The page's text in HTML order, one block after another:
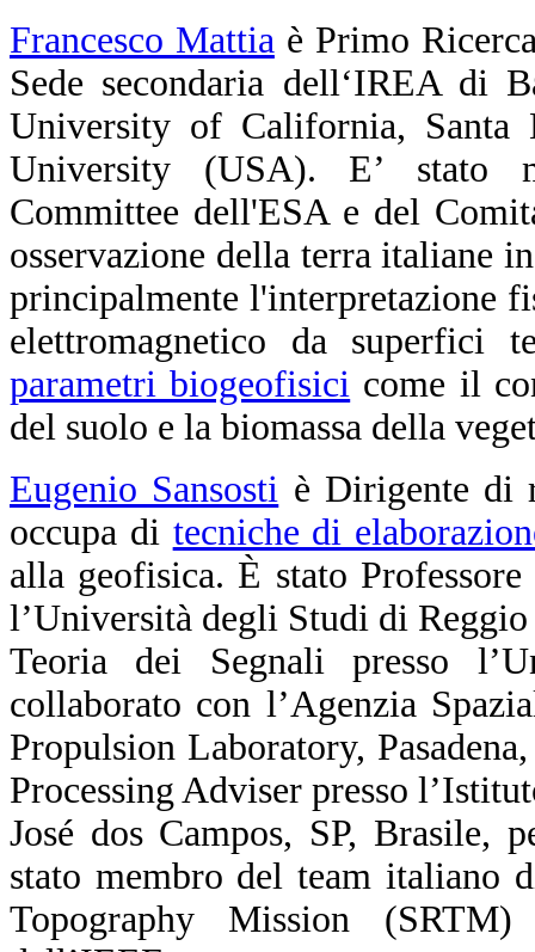
Francesco Mattia è Primo
Sede secondaria dell‘IREA di
University of California, Santa
University (USA). E’ stato
Committee dell'ESA e del
osservazione della terra italiane
principalmente l'interpretazione
elettromagnetico da superfici
parametri biogeofisici come il
del suolo e la biomassa della
Eugenio Sansosti è Dirigente di
occupa di tecniche di
alla geofisica. È stato
l’Università degli Studi di
Teoria dei Segnali presso
collaborato con l’Agenzia
Propulsion Laboratory,
Processing Adviser presso
José dos Campos, SP,
stato membro del team italiano
Topography Mission